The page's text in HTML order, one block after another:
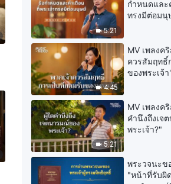
5:21
กำหนดและ
ทรงมีต่อมนุ
4:45
MV เพลงค
ควรสัมฤทธิ์
ของพระเจ้า
5:21
MV เพลงค
คำนึงถึงเจ
พระเจ้า?"
พระวจนะขอ
"หน้าที่รับผิ